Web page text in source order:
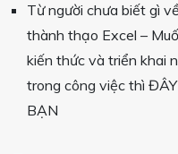
Từ người chưa biết gì
thành thạo Excel –
kiến thức và triển khai
trong công việc thì
BẠN